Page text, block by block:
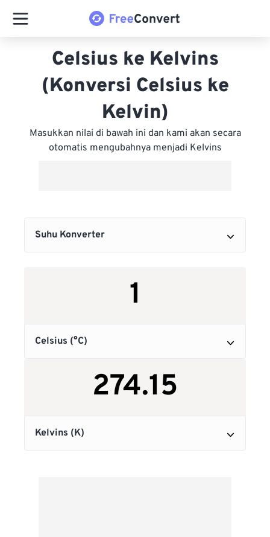
Celsius ke Kelvins
(Konversi Celsius ke
Kelvin)
Masukkan nilai di bawah ini dan kami akan secara
otomatis mengubahnya menjadi Kelvins